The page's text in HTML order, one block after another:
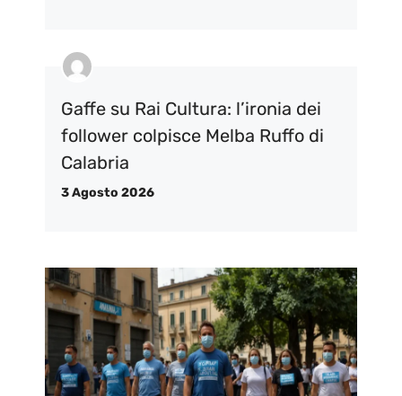
Gaffe su Rai Cultura: l’ironia dei
follower colpisce Melba Ruffo di
Calabria
3 Agosto 2026